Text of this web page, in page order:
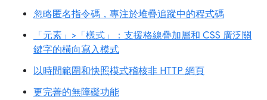
忽略匿名指令碼，專注於堆疊追蹤中的程式碼
「元素」>「樣式」：支援格線疊加層和 CSS 廣泛關
鍵字的橫向寫入模式
以時間範圍和快照模式稽核非 HTTP 網頁
更完善的無障礙功能